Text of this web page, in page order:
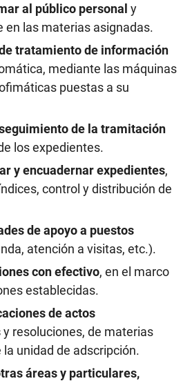
al público personal y
las materias asignadas.
tratamiento de información
mediante las máquinas
puestas a su
de la tramitación
los expedientes.
y encuadernar expedientes,
control y distribución de
de apoyo a puestos
atención a visitas, etc.).
con efectivo, en el marco
establecidas.
de actos
y resoluciones, de materias
unidad de adscripción.
áreas y particulares,